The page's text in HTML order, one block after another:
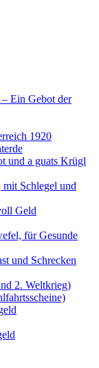
Ein Gebot der
1920
und a guats Krügl
Schlegel und
Geld
für Gesunde
und Schrecken
2. Weltkrieg)